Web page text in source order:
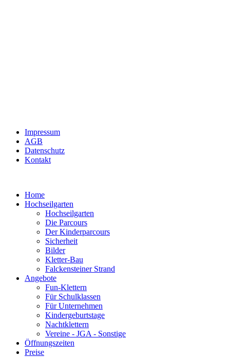
Impressum
AGB
Datenschutz
Kontakt
Home
Hochseilgarten
Hochseilgarten
Die Parcours
Der Kinderparcours
Sicherheit
Bilder
Kletter-Bau
Falckensteiner Strand
Angebote
Fun-Klettern
Für Schulklassen
Für Unternehmen
Kindergeburtstage
Nachtklettern
Vereine - JGA - Sonstige
Öffnungszeiten
Preise